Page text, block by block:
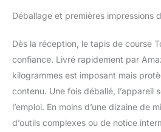
Vous
l'écran
roulant.
roulants
peuvent
à des
que «
Déballage et premières impressions
Dès la réception, le tapis de course
confiance. Livré rapidement par
kilogrammes est imposant mais
contenu. Une fois déballé, l’appareil
l’emploi. En moins d’une dizaine de
d’outils complexes ou de notice